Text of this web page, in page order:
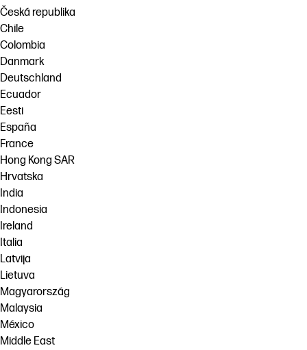
Česká republika
Chile
Colombia
Danmark
Deutschland
Ecuador
Eesti
España
France
Hong Kong SAR
Hrvatska
India
Indonesia
Ireland
Italia
Latvija
Lietuva
Magyarország
Malaysia
México
Middle East